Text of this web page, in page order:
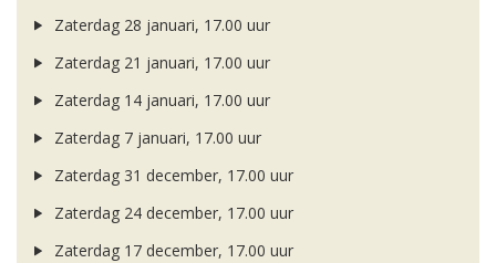
Zaterdag 28 januari, 17.00 uur
Zaterdag 21 januari, 17.00 uur
Zaterdag 14 januari, 17.00 uur
Zaterdag 7 januari, 17.00 uur
Zaterdag 31 december, 17.00 uur
Zaterdag 24 december, 17.00 uur
Zaterdag 17 december, 17.00 uur